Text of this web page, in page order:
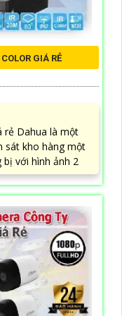
GIÁ RẺ
rẻ Dahua là một
sát kho hàng một
bị với hình ảnh 2